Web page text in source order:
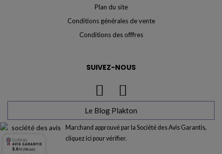
Plan du site
Conditions générales de vente
Conditions des offfres
SUIVEZ-NOUS
Le Blog Plakton
Marchand approuvé par la Société des Avis Garantis,
cliquez ici pour vérifier.
9.4/10 (160 avis)